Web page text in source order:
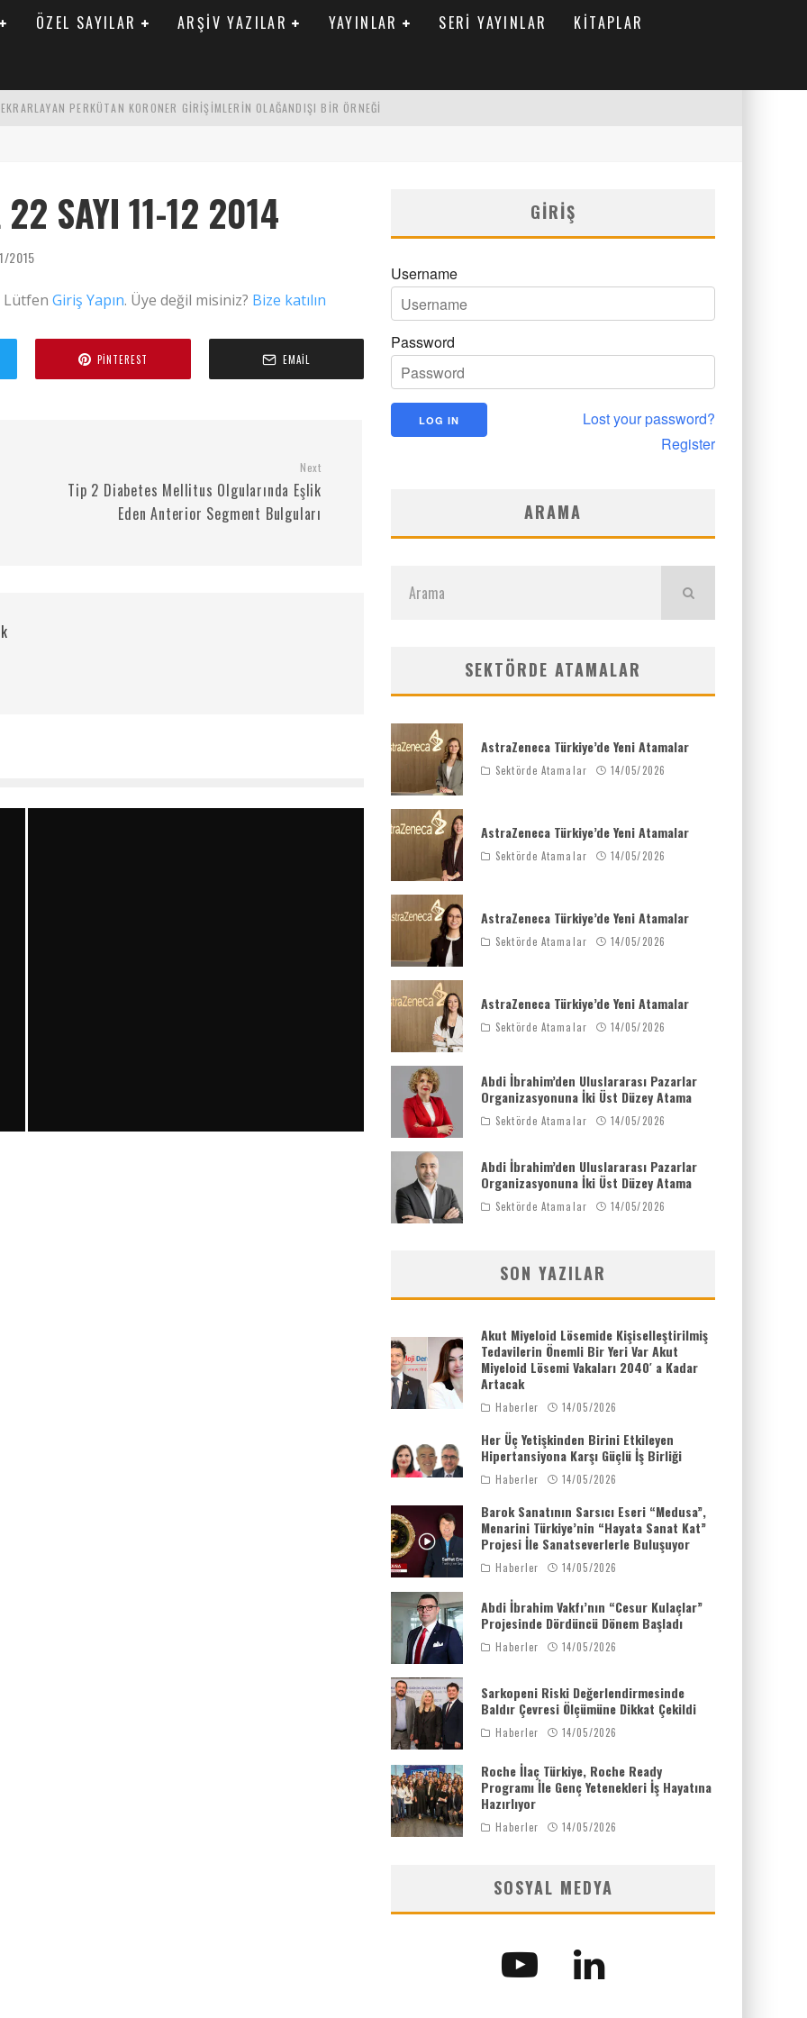
ÖZEL SAYILAR ARŞIV YAZILAR YAYINLAR SERI YAYINLAR KITAPLAR
PERKÜTAN KORONER GIRIŞIMLERIN OLAĞANDIŞI BIR ÖRNEĞI
TRIGLISERID/HDL ORANININ DEĞERLENDIRILMESI
SAYI 11-12 2014
2015
Lütfen Giriş Yapın. Üye değil misiniz? Bize katılın
PINTEREST EMAIL
Next
Tip 2 Diabetes Mellitus Olgularında Eşlik
Eden Anterior Segment Bulguları
GIRIŞ
Username
Password
Lost your password?
Register
ARAMA
SEKTÖRDE ATAMALAR
AstraZeneca Türkiye’de Yeni Atamalar
Sektörde Atamalar 14/05/2026
AstraZeneca Türkiye’de Yeni Atamalar
Sektörde Atamalar 14/05/2026
AstraZeneca Türkiye’de Yeni Atamalar
Sektörde Atamalar 14/05/2026
AstraZeneca Türkiye’de Yeni Atamalar
Sektörde Atamalar 14/05/2026
Abdi İbrahim’den Uluslararası Pazarlar
Organizasyonuna İki Üst Düzey Atama
Sektörde Atamalar 14/05/2026
Abdi İbrahim’den Uluslararası Pazarlar
Organizasyonuna İki Üst Düzey Atama
Sektörde Atamalar 14/05/2026
SON YAZILAR
Akut Miyeloid Lösemide Kişiselleştirilmiş
Tedavilerin Önemli Bir Yeri Var Akut
Miyeloid Lösemi Vakaları 2040′ a Kadar
Artacak
Haberler 14/05/2026
Her Üç Yetişkinden Birini Etkileyen
Hipertansiyona Karşı Güçlü İş Birliği
Haberler 14/05/2026
Barok Sanatının Sarsıcı Eseri “Medusa”,
Menarini Türkiye’nin “Hayata Sanat Kat”
Projesi İle Sanatseverlerle Buluşuyor
Haberler 14/05/2026
Abdi İbrahim Vakfı’nın “Cesur Kulaçlar”
Projesinde Dördüncü Dönem Başladı
Haberler 14/05/2026
Sarkopeni Riski Değerlendirmesinde
Baldır Çevresi Ölçümüne Dikkat Çekildi
Haberler 14/05/2026
Roche İlaç Türkiye, Roche Ready
Programı İle Genç Yetenekleri İş Hayatına
Hazırlıyor
Haberler 14/05/2026
SOSYAL MEDYA